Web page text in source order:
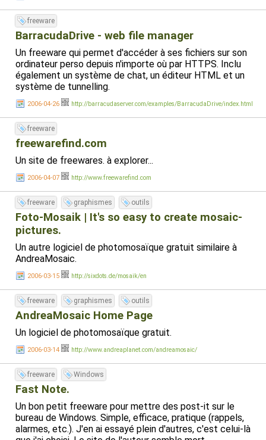
freeware
BarracudaDrive - web file manager
Un freeware qui permet d'accéder à ses fichiers sur son
ordinateur perso depuis n'importe où par HTTPS. Inclu
également un système de chat, un éditeur HTML et un
système de tunnelling.
2006-04-26 http://barracudaserver.com/examples/BarracudaDrive/index.html
freeware
freewarefind.com
Un site de freewares. à explorer...
2006-04-07 http://www.freewarefind.com
freeware graphismes outils
Foto-Mosaik | It's so easy to create mosaic-
pictures.
Un autre logiciel de photomosaïque gratuit similaire à
AndreaMosaic.
2006-03-15 http://sixdots.de/mosaik/en
freeware graphismes outils
AndreaMosaic Home Page
Un logiciel de photomosaïque gratuit.
2006-03-14 http://www.andreaplanet.com/andreamosaic/
freeware Windows
Fast Note.
Un bon petit freeware pour mettre des post-it sur le
bureau de Windows. Simple, efficace, pratique (rappels,
alarmes, etc.). J'en ai essayé plein d'autres, c'est celui-là